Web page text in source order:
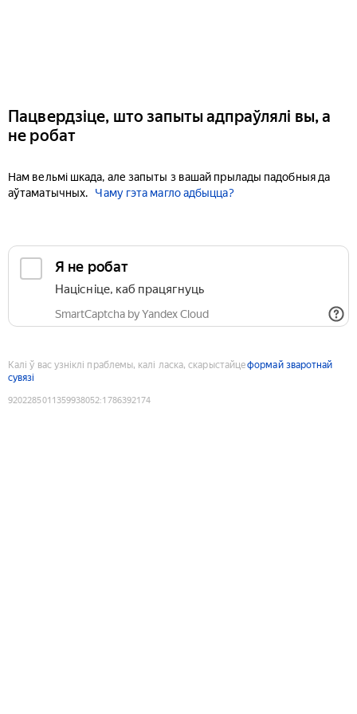
Пацвердзіце, што запыты адпраўлялі вы, а
не робат
Нам вельмі шкада, але запыты з вашай прылады падобныя да
аўтаматычных.
Чаму гэта магло адбыцца?
Я не робат
Націсніце, каб працягнуць
SmartCaptcha by Yandex Cloud
Калі ў вас узніклі праблемы, калі ласка, скарыстайцеформай зваротнай
сувязі
9202285011359938052:1786392174